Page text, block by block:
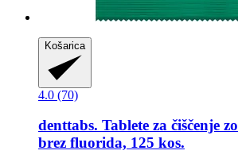
Košarica
4.0 (70)
denttabs. Tablete za čiščenje
brez fluorida, 125 kos.